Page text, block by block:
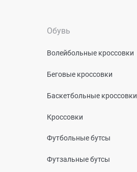
Обувь
Волейбольные кроссовки
Беговые кроссовки
Баскетбольные кроссовки
Кроссовки
Футбольные бутсы
Футзальные бутсы